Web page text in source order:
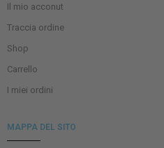
Il mio acconut
Traccia ordine
Shop
Carrello
I miei ordini
MAPPA DEL SITO